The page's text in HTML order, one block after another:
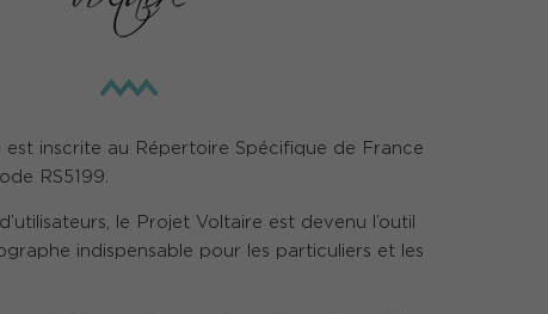
est inscrite au Répertoire Spécifique de France
RS5199.
le Projet Voltaire est devenu l’outil
indispensable pour les particuliers et les